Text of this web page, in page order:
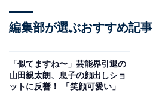
編集部が選ぶおすすめ記事
「似てますね〜」芸能界引退の
山田親太朗、息子の顔出しショ
ットに反響！ 「笑顔可愛い」